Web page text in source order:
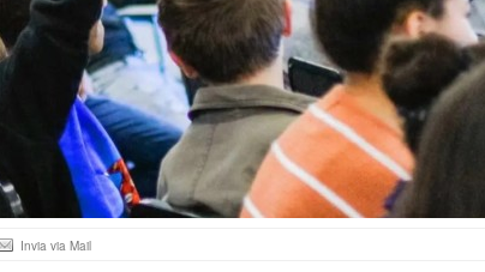
Invia via Mail